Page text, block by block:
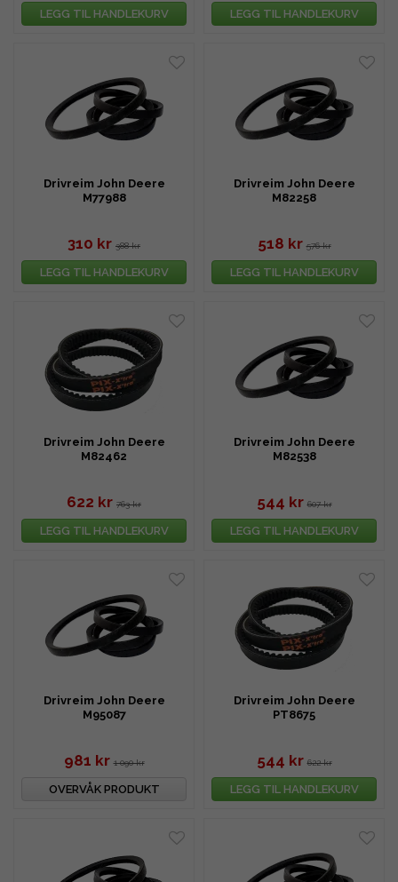
LEGG TIL HANDLEKURV LEGG TIL HANDLEKURV
Drivreim John Deere
M77988
310 kr 388 kr
LEGG TIL HANDLEKURV
Drivreim John Deere
M82258
518 kr 576 kr
LEGG TIL HANDLEKURV
Drivreim John Deere
M82462
622 kr 763 kr
LEGG TIL HANDLEKURV
Drivreim John Deere
M82538
544 kr 607 kr
LEGG TIL HANDLEKURV
Drivreim John Deere
M95087
981 kr 1 090 kr
OVERVÅK PRODUKT
Drivreim John Deere
PT8675
544 kr 622 kr
LEGG TIL HANDLEKURV